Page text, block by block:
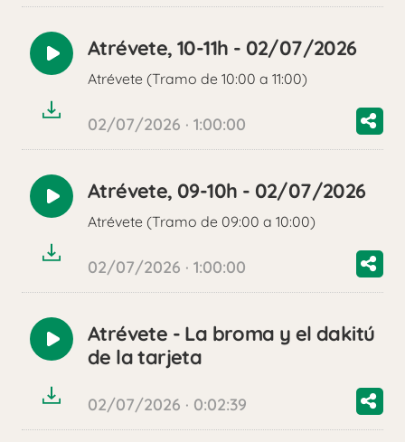
Reproducir
audio
Atrévete, 10-11h - 02/07/2026
Atrévete (Tramo de 10:00 a 11:00)
02/07/2026 · 1:00:00
Reproducir
audio
Atrévete, 09-10h - 02/07/2026
Atrévete (Tramo de 09:00 a 10:00)
02/07/2026 · 1:00:00
Reproducir
audio
Atrévete - La broma y el dakitú
de la tarjeta
02/07/2026 · 0:02:39